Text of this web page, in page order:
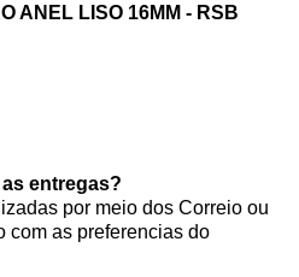
ANEL LISO 16MM - RSB
entregas?
por meio dos Correio ou
com as preferencias do